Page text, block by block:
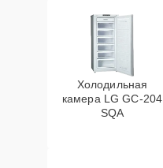
Холодильная
камера LG GC-204
SQA